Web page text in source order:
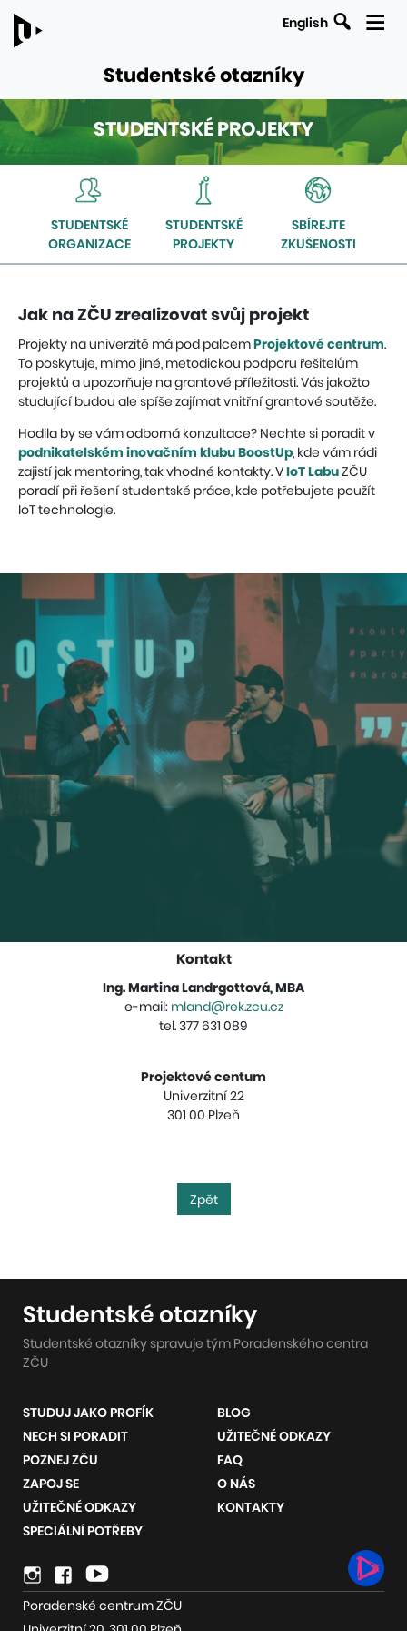
English
Studentské otazníky
STUDENTSKÉ PROJEKTY
ODKAZY
NADŘAZENÉ
Studentské
projekty
STUDENTSKÉ
ORGANIZACE
STUDENTSKÉ
PROJEKTY
SBÍREJTE
ZKUŠENOSTI
Jak na ZČU zrealizovat svůj projekt
Projekty na univerzitě má pod palcemProjektové centrum.
To poskytuje, mimo jiné, metodickou podporu řešitelům
projektů a upozorňuje na grantové příležitosti. Vás jakožto
studující budou ale spíše zajímat vnitřní grantové soutěže.
Hodila by se vám odborná konzultace? Nechte si poradit v
podnikatelském inovačním klubu BoostUp, kde vám rádi
zajistí jak mentoring, tak vhodné kontakty. VIoT LabuZČU
poradí při řešení studentské práce, kde potřebujete použít
IoT technologie.
Kontakt
Ing. Martina Landrgottová, MBA
e-mail: mland@rek.zcu.cz
tel. 377 631 089
Projektové centum
Univerzitní 22
301 00 Plzeň
Zpět
Studentské otazníky
Studentské otazníky spravuje tým Poradenského centra
ZČU
STUDUJ JAKO PROFÍK
NECH SI PORADIT
POZNEJ ZČU
ZAPOJ SE
UŽITEČNÉ ODKAZY
SPECIÁLNÍ POTŘEBY
BLOG
UŽITEČNÉ ODKAZY
FAQ
O NÁS
KONTAKTY
Odkazy
na
sociální
Instagram
Poradenské centrum ZČU